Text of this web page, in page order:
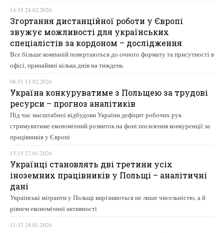
14:35 24.02.2026
Згортання дистанційної роботи у Європі
звужує можливості для українських
спеціалістів за кордоном – дослідження
Все більше компаній повертаються до очного формату та присутності в
офісі, принаймні кілька днів на тиждень
08:51 13.02.2026
Україна конкуруватиме з Польщею за трудові
ресурси – прогноз аналітиків
Під час масштабної відбудови України дефіцит робочих рук
стримуватиме економічний розвиток на фоні посилення конкуренції за
працівників у Європі
15:15 27.01.2026
Українці становлять дві третини усіх
іноземних працівників у Польщі – аналітичні
дані
Українські мігранти у Польщі вирізняються не лише чисельністю, а й
рівнем економічної активності
11:32 24.01.2026